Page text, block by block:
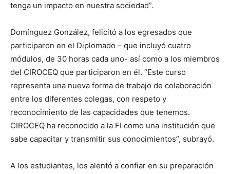
tenga un impacto en nuestra sociedad”.
Domínguez González, felicitó a los egresados que
participaron en el Diplomado – que incluyó cuatro
módulos, de 30 horas cada uno- así como a los miembros
del CIROCEQ que participaron en él. “Este curso
representa una nueva forma de trabajo de colaboración
entre los diferentes colegas, con respeto y
reconocimiento de las capacidades que tenemos.
CIROCEQ ha reconocido a la FI como una institución que
sabe capacitar y transmitir sus conocimientos”, subrayó.
A los estudiantes, los alentó a confiar en su preparación